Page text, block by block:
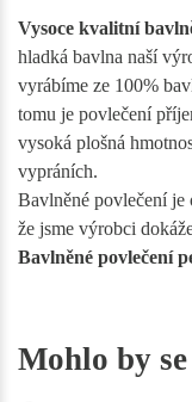
Vysoce kvalitní
hladká bavlna naší
vyrábíme ze 100%
tomu je povlečení
vysoká plošná
vypráních.
Bavlněné povlečení
že jsme výrobci
Bavlněné povlečení
Mohlo by